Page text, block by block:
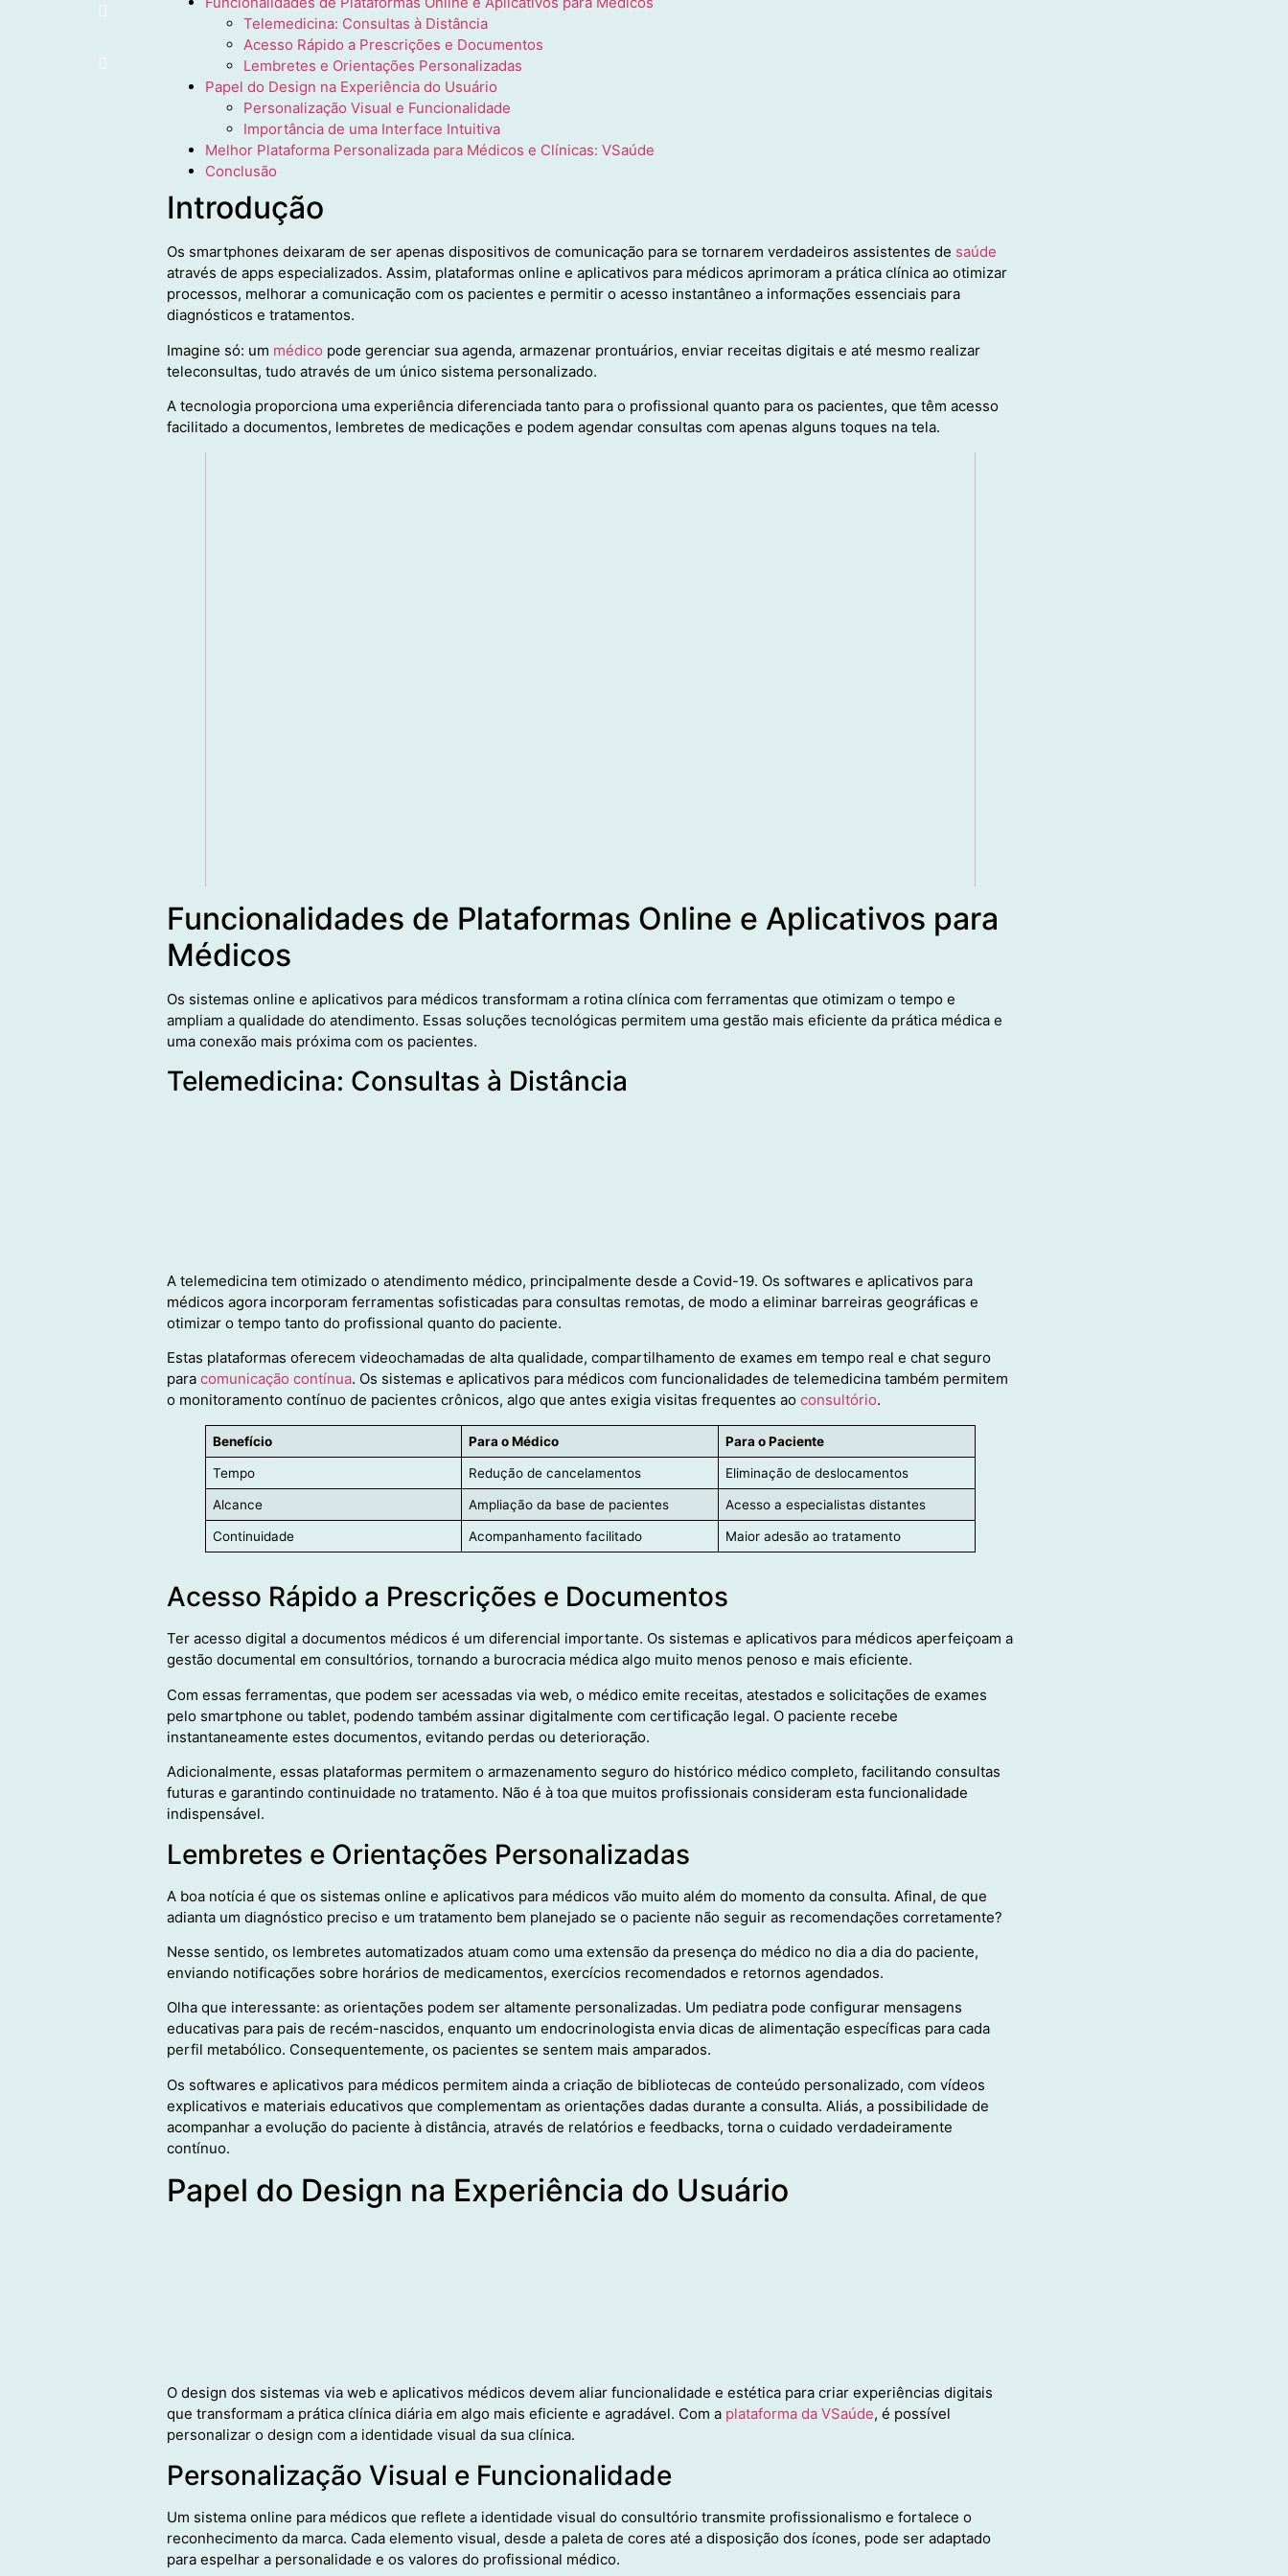
Telemedicina: Consultas à Distância
Acesso Rápido a Prescrições e Documentos
Lembretes e Orientações Personalizadas
Papel do Design na Experiência do Usuário
Personalização Visual e Funcionalidade
Importância de uma Interface Intuitiva
Melhor Plataforma Personalizada para Médicos e Clínicas: VSaúde
Conclusão
Introdução
Os smartphones deixaram de ser apenas dispositivos de comunicação para se tornarem verdadeiros assistentes de saúde
através de apps especializados. Assim, plataformas online e aplicativos para médicos aprimoram a prática clínica ao otimizar
processos, melhorar a comunicação com os pacientes e permitir o acesso instantâneo a informações essenciais para
diagnósticos e tratamentos.
Imagine só: um médico pode gerenciar sua agenda, armazenar prontuários, enviar receitas digitais e até mesmo realizar
teleconsultas, tudo através de um único sistema personalizado.
A tecnologia proporciona uma experiência diferenciada tanto para o profissional quanto para os pacientes, que têm acesso
facilitado a documentos, lembretes de medicações e podem agendar consultas com apenas alguns toques na tela.
Funcionalidades de Plataformas Online e Aplicativos para
Médicos
Os sistemas online e aplicativos para médicos transformam a rotina clínica com ferramentas que otimizam o tempo e
ampliam a qualidade do atendimento. Essas soluções tecnológicas permitem uma gestão mais eficiente da prática médica e
uma conexão mais próxima com os pacientes.
Telemedicina: Consultas à Distância
A telemedicina tem otimizado o atendimento médico, principalmente desde a Covid-19. Os softwares e aplicativos para
médicos agora incorporam ferramentas sofisticadas para consultas remotas, de modo a eliminar barreiras geográficas e
otimizar o tempo tanto do profissional quanto do paciente.
Estas plataformas oferecem videochamadas de alta qualidade, compartilhamento de exames em tempo real e chat seguro
para comunicação contínua. Os sistemas e aplicativos para médicos com funcionalidades de telemedicina também permitem
o monitoramento contínuo de pacientes crônicos, algo que antes exigia visitas frequentes ao consultório.
Benefício Para o Médico Para o Paciente
Tempo Redução de cancelamentos Eliminação de deslocamentos
Alcance Ampliação da base de pacientes Acesso a especialistas distantes
Continuidade Acompanhamento facilitado Maior adesão ao tratamento
Acesso Rápido a Prescrições e Documentos
Ter acesso digital a documentos médicos é um diferencial importante. Os sistemas e aplicativos para médicos aperfeiçoam a
gestão documental em consultórios, tornando a burocracia médica algo muito menos penoso e mais eficiente.
Com essas ferramentas, que podem ser acessadas via web, o médico emite receitas, atestados e solicitações de exames
pelo smartphone ou tablet, podendo também assinar digitalmente com certificação legal. O paciente recebe
instantaneamente estes documentos, evitando perdas ou deterioração.
Adicionalmente, essas plataformas permitem o armazenamento seguro do histórico médico completo, facilitando consultas
futuras e garantindo continuidade no tratamento. Não é à toa que muitos profissionais consideram esta funcionalidade
indispensável.
Lembretes e Orientações Personalizadas
A boa notícia é que os sistemas online e aplicativos para médicos vão muito além do momento da consulta. Afinal, de que
adianta um diagnóstico preciso e um tratamento bem planejado se o paciente não seguir as recomendações corretamente?
Nesse sentido, os lembretes automatizados atuam como uma extensão da presença do médico no dia a dia do paciente,
enviando notificações sobre horários de medicamentos, exercícios recomendados e retornos agendados.
Olha que interessante: as orientações podem ser altamente personalizadas. Um pediatra pode configurar mensagens
educativas para pais de recém-nascidos, enquanto um endocrinologista envia dicas de alimentação específicas para cada
perfil metabólico. Consequentemente, os pacientes se sentem mais amparados.
Os softwares e aplicativos para médicos permitem ainda a criação de bibliotecas de conteúdo personalizado, com vídeos
explicativos e materiais educativos que complementam as orientações dadas durante a consulta. Aliás, a possibilidade de
acompanhar a evolução do paciente à distância, através de relatórios e feedbacks, torna o cuidado verdadeiramente
contínuo.
Papel do Design na Experiência do Usuário
O design dos sistemas via web e aplicativos médicos devem aliar funcionalidade e estética para criar experiências digitais
que transformam a prática clínica diária em algo mais eficiente e agradável. Com a plataforma da VSaúde, é possível
personalizar o design com a identidade visual da sua clínica.
Personalização Visual e Funcionalidade
Um sistema online para médicos que reflete a identidade visual do consultório transmite profissionalismo e fortalece o
reconhecimento da marca. Cada elemento visual, desde a paleta de cores até a disposição dos ícones, pode ser adaptado
para espelhar a personalidade e os valores do profissional médico.